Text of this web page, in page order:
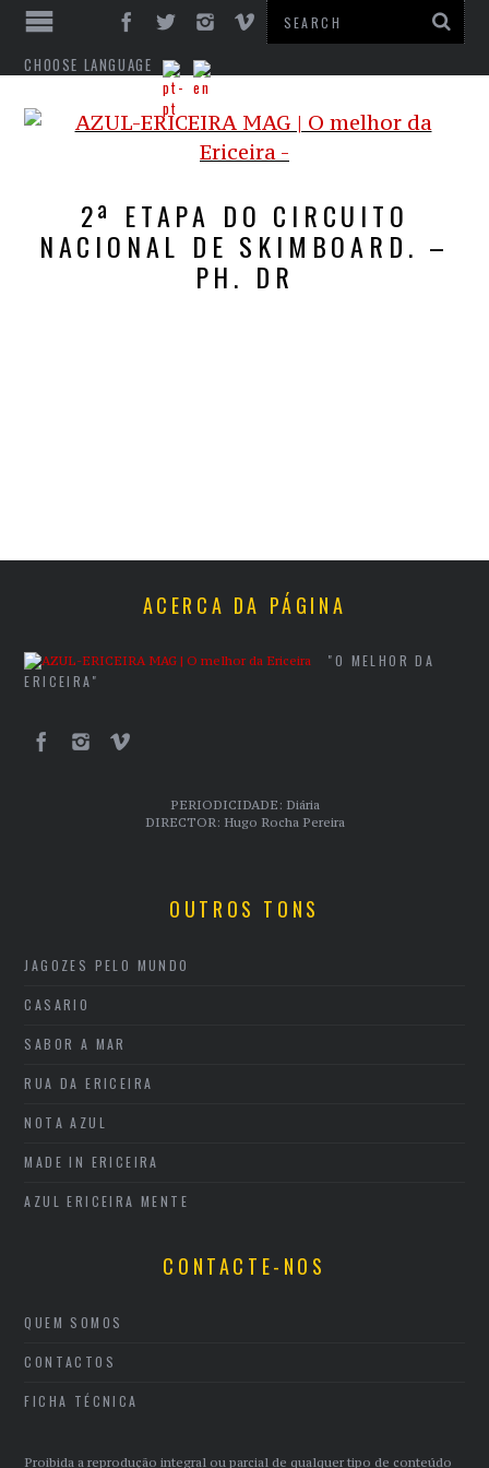
CHOOSE LANGUAGE
2ª ETAPA DO CIRCUITO
NACIONAL DE SKIMBOARD. –
PH. DR
ACERCA DA PÁGINA
"O MELHOR DA
ERICEIRA"
PERIODICIDADE: Diária
DIRECTOR: Hugo Rocha Pereira
OUTROS TONS
JAGOZES PELO MUNDO
CASARIO
SABOR A MAR
RUA DA ERICEIRA
NOTA AZUL
MADE IN ERICEIRA
AZUL ERICEIRA MENTE
CONTACTE-NOS
QUEM SOMOS
CONTACTOS
FICHA TÉCNICA
Proibida a reprodução integral ou parcial de qualquer tipo de conteúdo